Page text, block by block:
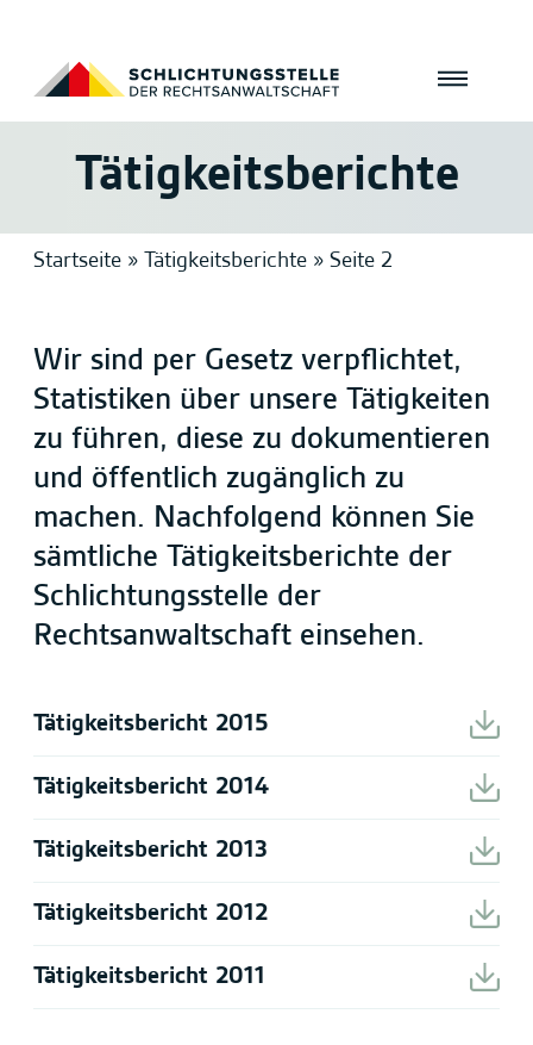
Tätigkeitsberichte
Startseite » Tätigkeitsberichte » Seite 2
Wir sind per Gesetz verpflichtet,
Statistiken über unsere Tätigkeiten
zu führen, diese zu dokumentieren
und öffentlich zugänglich zu
machen. Nachfolgend können Sie
sämtliche Tätigkeitsberichte der
Schlichtungsstelle der
Rechtsanwaltschaft einsehen.
Tätigkeitsbericht 2015
Tätigkeitsbericht 2014
Tätigkeitsbericht 2013
Tätigkeitsbericht 2012
Tätigkeitsbericht 2011